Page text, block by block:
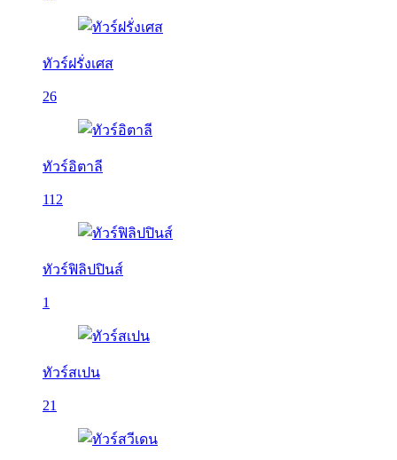
ทัวร์ฝรั่งเศส
26
ทัวร์อิตาลี
112
ทัวร์ฟิลิปปินส์
1
ทัวร์สเปน
21